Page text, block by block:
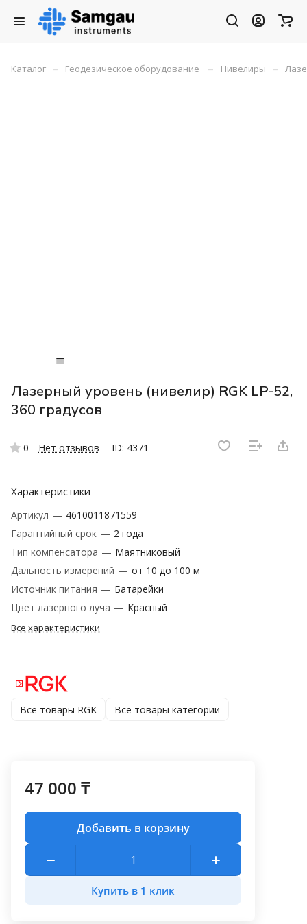
Каталог – Геодезическое оборудование – Нивелиры –
Лазерный уровень (нивелир) RGK LP-52,
360 градусов
0 Нет отзывов ID: 4371
Характеристики
Артикул — 4610011871559
Гарантийный срок — 2 года
Тип компенсатора — Маятниковый
Дальность измерений — от 10 до 100 м
Источник питания — Батарейки
Цвет лазерного луча — Красный
Все характеристики
Все товары RGK Все товары категории
47 000 ₸
Добавить в корзину
Купить в 1 клик